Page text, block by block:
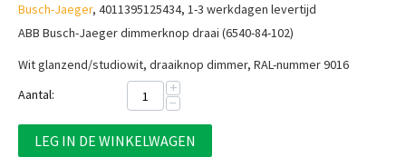
Busch-Jaeger, 4011395125434, 1-3 werkdagen levertijd
ABB Busch-Jaeger dimmerknop draai (6540-84-102)
Wit glanzend/studiowit, draaiknop dimmer, RAL-nummer 9016
Aantal:
+
−
LEG IN DE WINKELWAGEN